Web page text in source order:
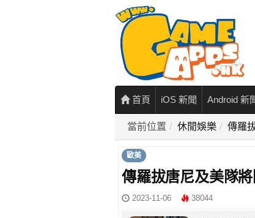
首頁 iOS 新聞 Android 新
當前位置 休閒娛樂 傳羅
歐美
傳羅拔唐尼及美隊
2023-11-06 38044